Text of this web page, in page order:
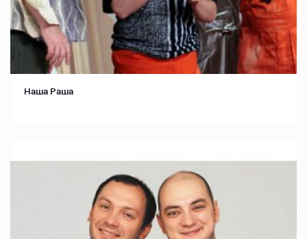
Наша Раша